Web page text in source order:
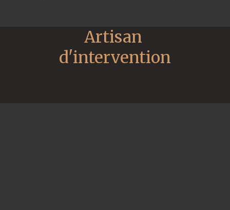
Artisan
d'intervention